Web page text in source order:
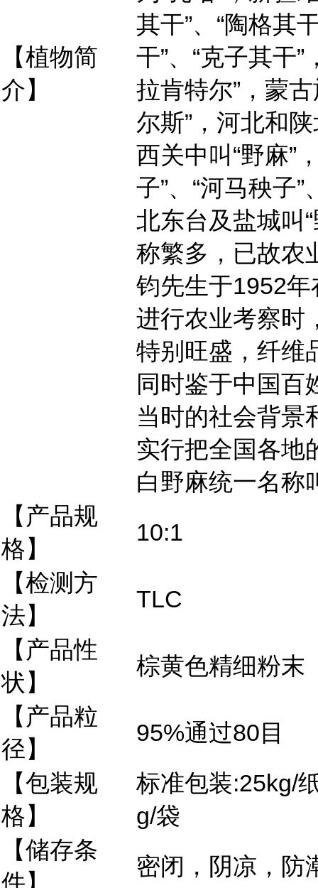
【植物简
介】
其干”、“陶格其
干”、“克子其干
拉肯特尔”，蒙
尔斯”，河北和
西关中叫“野麻”
子”、“河马秧子”
北东台及盐城叫
称繁多，已故农
钧先生于1952
进行农业考察时
特别旺盛，纤维
同时鉴于中国百
当时的社会背景
实行把全国各地
白野麻统一名称
【产品规
格】
10:1
【检测方
法】
TLC
【产品性
状】
棕黄色精细粉末
【产品粒
径】
95%通过80目
【包装规
格】
标准包装:25kg/
g/袋
【储存条
件】
密闭，阴凉，防